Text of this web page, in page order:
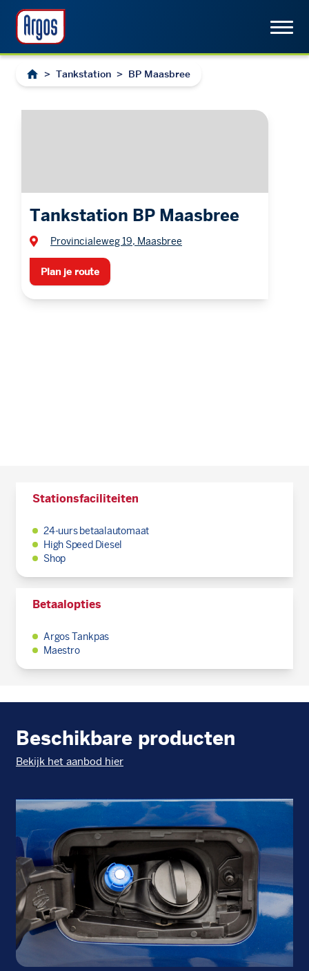
> Tankstation > BP Maasbree
Tankstation BP Maasbree
Provincialeweg 19, Maasbree
Plan je route
Stationsfaciliteiten
24-uurs betaalautomaat
High Speed Diesel
Shop
Betaalopties
Argos Tankpas
Maestro
Beschikbare producten
Bekijk het aanbod hier